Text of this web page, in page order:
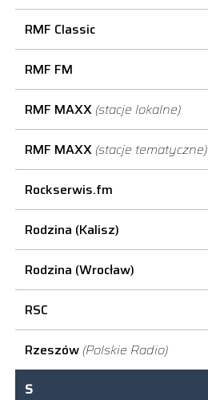
RMF Classic
RMF FM
RMF MAXX (stacje lokalne)
RMF MAXX (stacje tematyczne)
Rockserwis.fm
Rodzina (Kalisz)
Rodzina (Wrocław)
RSC
Rzeszów (Polskie Radio)
S